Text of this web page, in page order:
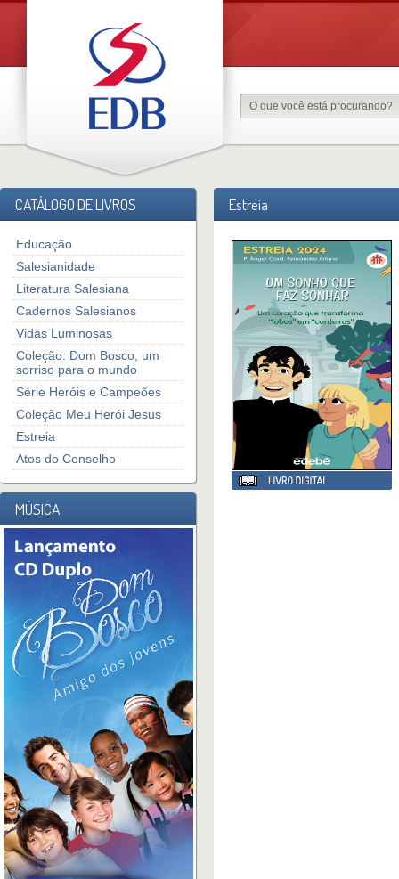
CATÁLOGO DE LIVROS
Educação
Salesianidade
Literatura Salesiana
Cadernos Salesianos
Vidas Luminosas
Coleção: Dom Bosco, um
sorriso para o mundo
Série Heróis e Campeões
Coleção Meu Herói Jesus
Estreia
Atos do Conselho
MÚSICA
Estreia